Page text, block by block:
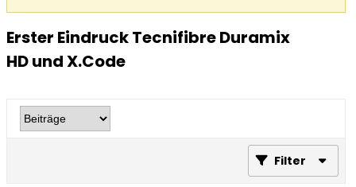
Erster Eindruck Tecnifibre Duramix
HD und X.Code
Filter